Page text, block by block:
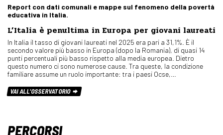
Report con dati comunali e mappe sul fenomeno della povertà
educativa in Italia.
L’Italia è penultima in Europa per giovani laureati
In Italia il tasso di giovani laureati nel 2025 era pari a 31,1%. È il
secondo valore più basso in Europa (dopo la Romania), di quasi 14
punti percentuali più basso rispetto alla media europea. Dietro
questo numero ci sono numerose cause. Tra queste, la condizione
familiare assume un ruolo importante: tra i paesi Ocse,…
VAI ALL'OSSERVATORIO
PERCORSI